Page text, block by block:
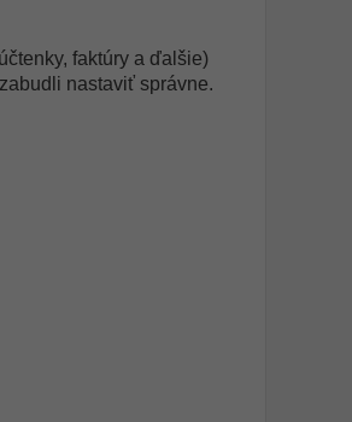
faktúry a ďalšie)
nastaviť správne.